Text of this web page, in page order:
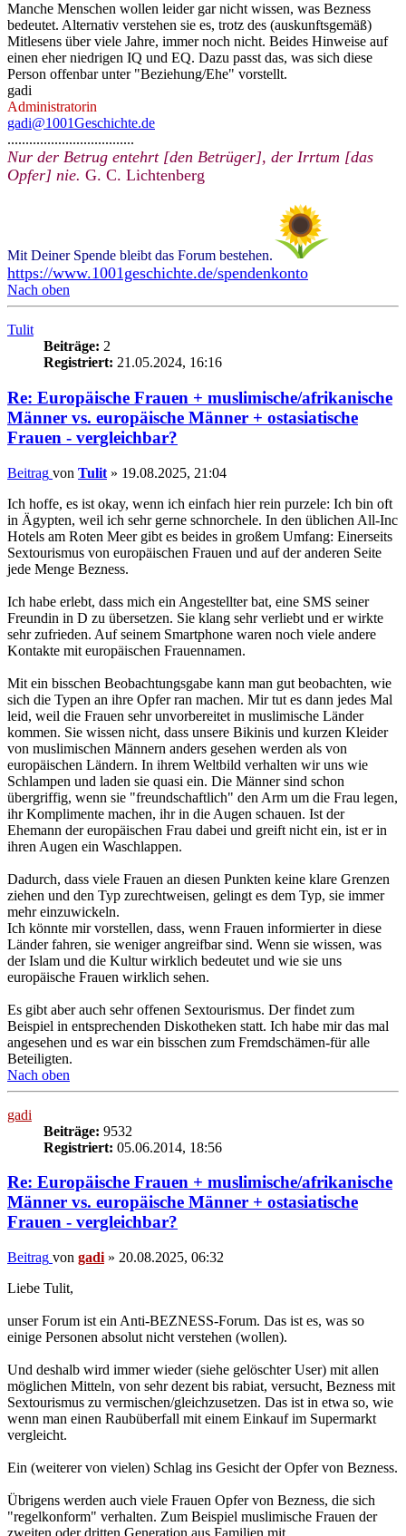
Manche Menschen wollen leider gar nicht wissen, was Bezness
bedeutet. Alternativ verstehen sie es, trotz des (auskunftsgemäß)
Mitlesens über viele Jahre, immer noch nicht. Beides Hinweise auf
einen eher niedrigen IQ und EQ. Dazu passt das, was sich diese
Person offenbar unter "Beziehung/Ehe" vorstellt.
gadi
Administratorin
gadi@1001Geschichte.de
...................................
Nur der Betrug entehrt [den Betrüger], der Irrtum [das
Opfer] nie. G. C. Lichtenberg
Mit Deiner Spende bleibt das Forum bestehen.
https://www.1001geschichte.de/spendenkonto
Nach oben
Tulit
Beiträge: 2
Registriert: 21.05.2024, 16:16
Re: Europäische Frauen + muslimische/afrikanische
Männer vs. europäische Männer + ostasiatische
Frauen - vergleichbar?
Beitrag von Tulit » 19.08.2025, 21:04
Ich hoffe, es ist okay, wenn ich einfach hier rein purzele: Ich bin oft
in Ägypten, weil ich sehr gerne schnorchele. In den üblichen All-Inc
Hotels am Roten Meer gibt es beides in großem Umfang: Einerseits
Sextourismus von europäischen Frauen und auf der anderen Seite
jede Menge Bezness.
Ich habe erlebt, dass mich ein Angestellter bat, eine SMS seiner
Freundin in D zu übersetzen. Sie klang sehr verliebt und er wirkte
sehr zufrieden. Auf seinem Smartphone waren noch viele andere
Kontakte mit europäischen Frauennamen.
Mit ein bisschen Beobachtungsgabe kann man gut beobachten, wie
sich die Typen an ihre Opfer ran machen. Mir tut es dann jedes Mal
leid, weil die Frauen sehr unvorbereitet in muslimische Länder
kommen. Sie wissen nicht, dass unsere Bikinis und kurzen Kleider
von muslimischen Männern anders gesehen werden als von
europäischen Ländern. In ihrem Weltbild verhalten wir uns wie
Schlampen und laden sie quasi ein. Die Männer sind schon
übergriffig, wenn sie "freundschaftlich" den Arm um die Frau legen,
ihr Komplimente machen, ihr in die Augen schauen. Ist der
Ehemann der europäischen Frau dabei und greift nicht ein, ist er in
ihren Augen ein Waschlappen.
Dadurch, dass viele Frauen an diesen Punkten keine klare Grenzen
ziehen und den Typ zurechtweisen, gelingt es dem Typ, sie immer
mehr einzuwickeln.
Ich könnte mir vorstellen, dass, wenn Frauen informierter in diese
Länder fahren, sie weniger angreifbar sind. Wenn sie wissen, was
der Islam und die Kultur wirklich bedeutet und wie sie uns
europäische Frauen wirklich sehen.
Es gibt aber auch sehr offenen Sextourismus. Der findet zum
Beispiel in entsprechenden Diskotheken statt. Ich habe mir das mal
angesehen und es war ein bisschen zum Fremdschämen-für alle
Beteiligten.
Nach oben
gadi
Beiträge: 9532
Registriert: 05.06.2014, 18:56
Re: Europäische Frauen + muslimische/afrikanische
Männer vs. europäische Männer + ostasiatische
Frauen - vergleichbar?
Beitrag von gadi » 20.08.2025, 06:32
Liebe Tulit,
unser Forum ist ein Anti-BEZNESS-Forum. Das ist es, was so
einige Personen absolut nicht verstehen (wollen).
Und deshalb wird immer wieder (siehe gelöschter User) mit allen
möglichen Mitteln, von sehr dezent bis rabiat, versucht, Bezness mit
Sextourismus zu vermischen/gleichzusetzen. Das ist in etwa so, wie
wenn man einen Raubüberfall mit einem Einkauf im Supermarkt
vergleicht.
Ein (weiterer von vielen) Schlag ins Gesicht der Opfer von Bezness.
Übrigens werden auch viele Frauen Opfer von Bezness, die sich
"regelkonform" verhalten. Zum Beispiel muslimische Frauen der
zweiten oder dritten Generation aus Familien mit